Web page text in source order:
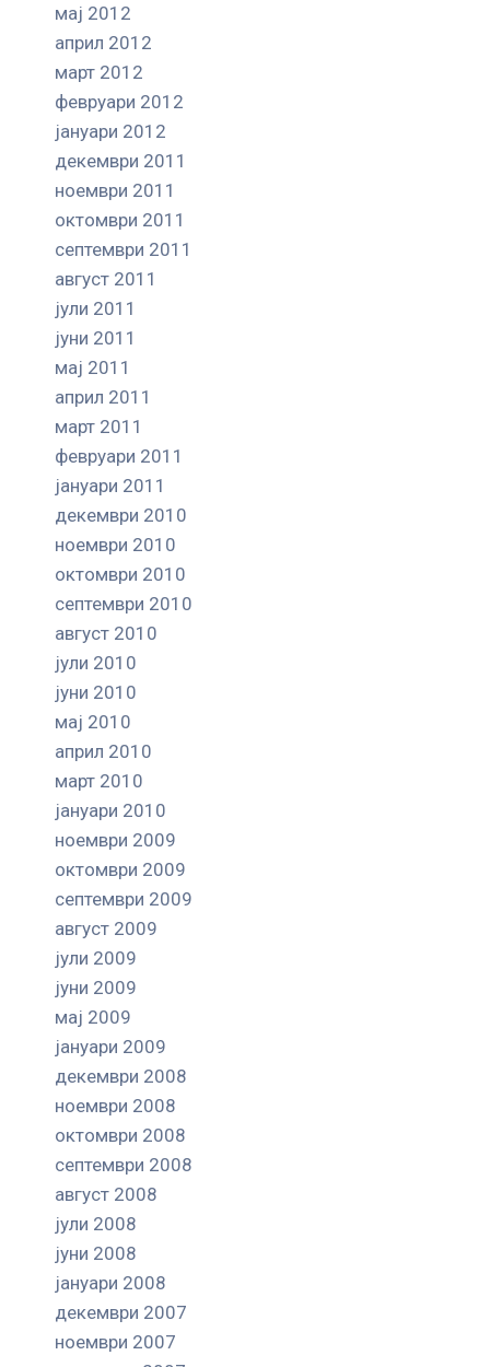
мај 2012
април 2012
март 2012
февруари 2012
јануари 2012
декември 2011
ноември 2011
октомври 2011
септември 2011
август 2011
јули 2011
јуни 2011
мај 2011
април 2011
март 2011
февруари 2011
јануари 2011
декември 2010
ноември 2010
октомври 2010
септември 2010
август 2010
јули 2010
јуни 2010
мај 2010
април 2010
март 2010
јануари 2010
ноември 2009
октомври 2009
септември 2009
август 2009
јули 2009
јуни 2009
мај 2009
јануари 2009
декември 2008
ноември 2008
октомври 2008
септември 2008
август 2008
јули 2008
јуни 2008
јануари 2008
декември 2007
ноември 2007